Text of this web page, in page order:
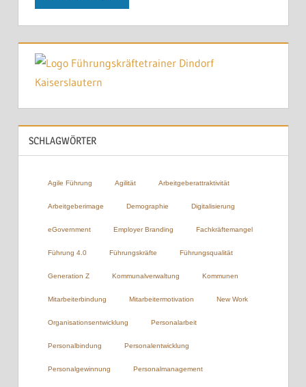
SCHLAGWÖRTER
Agile Führung Agilität Arbeitgeberattraktivität
Arbeitgeberimage Demographie Digitalisierung
eGovernment Employer Branding Fachkräftemangel
Führung 4.0 Führungskräfte Führungsqualität
Generation Z Kommunalverwaltung Kommunen
Mitarbeiterbindung Mitarbeitermotivation New Work
Organisationsentwicklung Personalarbeit
Personalbindung Personalentwicklung
Personalgewinnung Personalmanagement